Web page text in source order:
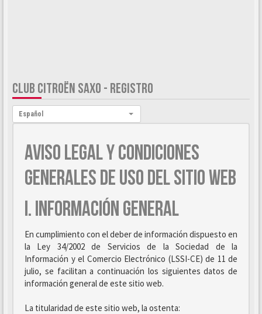
CLUB CITROËN SAXO - REGISTRO
Idioma:
Español
AVISO LEGAL Y CONDICIONES
GENERALES DE USO DEL SITIO WEB
I. INFORMACIÓN GENERAL
En cumplimiento con el deber de información dispuesto en
la Ley 34/2002 de Servicios de la Sociedad de la
Información y el Comercio Electrónico (LSSI-CE) de 11 de
julio, se facilitan a continuación los siguientes datos de
información general de este sitio web.
La titularidad de este sitio web, la ostenta: